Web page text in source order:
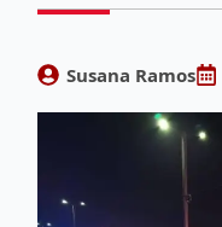
Susana Ramos